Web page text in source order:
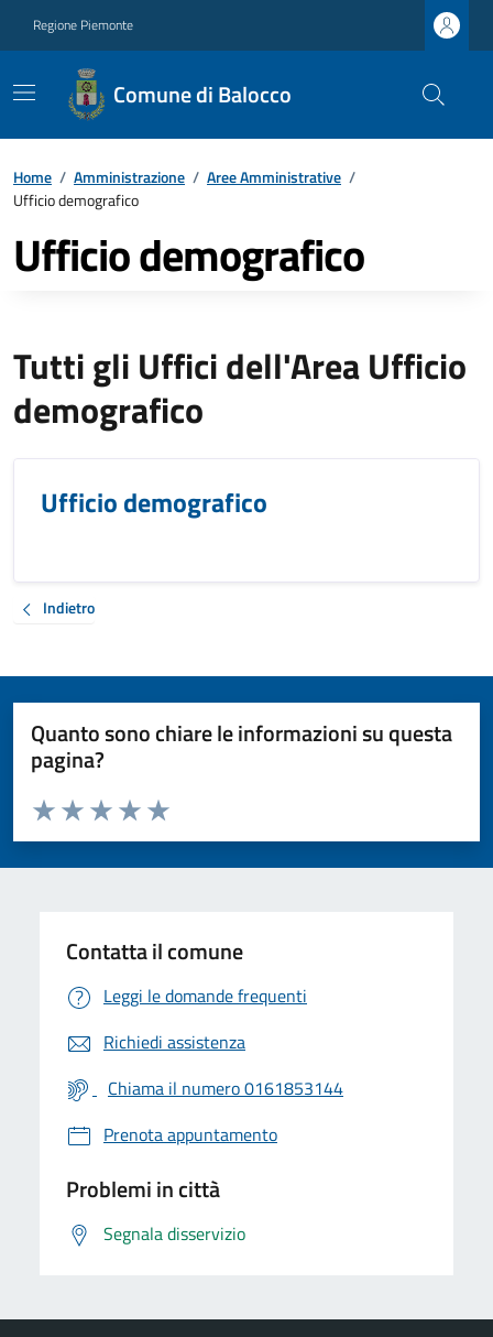
Regione Piemonte
Comune di Balocco
Home / Amministrazione / Aree Amministrative /
Ufficio demografico
Ufficio demografico
Tutti gli Uffici dell'Area Ufficio
demografico
Ufficio demografico
Indietro
Quanto sono chiare le informazioni su questa
pagina?
Valuta da 1 a 5 stelle la pagina
Valuta 5 stelle su 5
Valuta 4 stelle su 5
Valuta 3 stelle su 5
Valuta 2 stelle su 5
Valuta 1 stelle su 5
Contatta il comune
Leggi le domande frequenti
Richiedi assistenza
Chiama il numero 0161853144
Prenota appuntamento
Problemi in città
Segnala disservizio